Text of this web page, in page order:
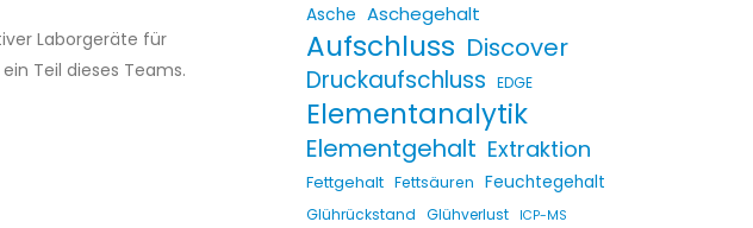
Asche Aschegehalt
Aufschluss Discover
Druckaufschluss EDGE
Elementanalytik
Elementgehalt Extraktion
Fettgehalt Fettsäuren Feuchtegehalt
Glührückstand Glühverlust ICP-MS
Laborgeräte für
Teil dieses Teams.